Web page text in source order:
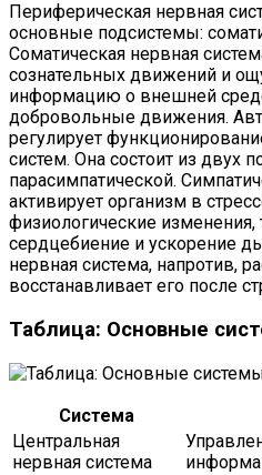
Периферическая нервная
основные подсистемы:
Соматическая нервная
сознательных движений и
информацию о внешней
добровольные движения.
регулирует
систем. Она состоит из двух
парасимпатической.
активирует организм в
физиологические
сердцебиение и ускорение
нервная система, напротив,
восстанавливает его после
Таблица: Основные
Система
Центральная
нервная система